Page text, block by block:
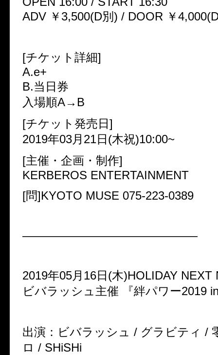
ADV ￥3,500(D別) / DOOR ￥
[チケット詳細]
A.e+
B.当日券
入場順A→B
[チケット発売日]
2019年03月21日(木祝)10:00~
[主催・企画・制作]
KERBEROS ENTERTAINMENT
[問]KYOTO MUSE 075-223-0389
———————————————
2019年05月16日(木)HOLIDAY NEXT
ビバラッシュ主催 『絆パワー2019
出演：ビバラッシュ / グラビティ /
ロ / SHiSHi